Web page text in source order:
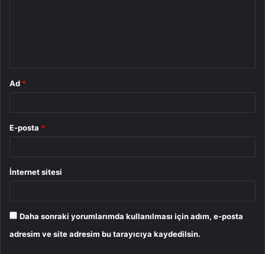
Ad *
E-posta *
İnternet sitesi
Daha sonraki yorumlarımda kullanılması için adım, e-posta
adresim ve site adresim bu tarayıcıya kaydedilsin.